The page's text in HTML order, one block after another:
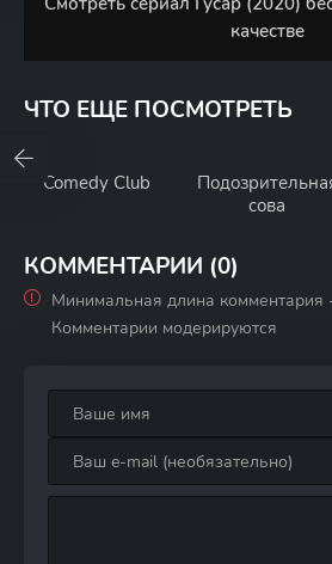
качестве
ЧТО ЕЩЕ ПОСМОТРЕТЬ
Comedy Club
сова
КОММЕНТАРИИ (0)
Минимальная длина комментария
Комментарии модерируются